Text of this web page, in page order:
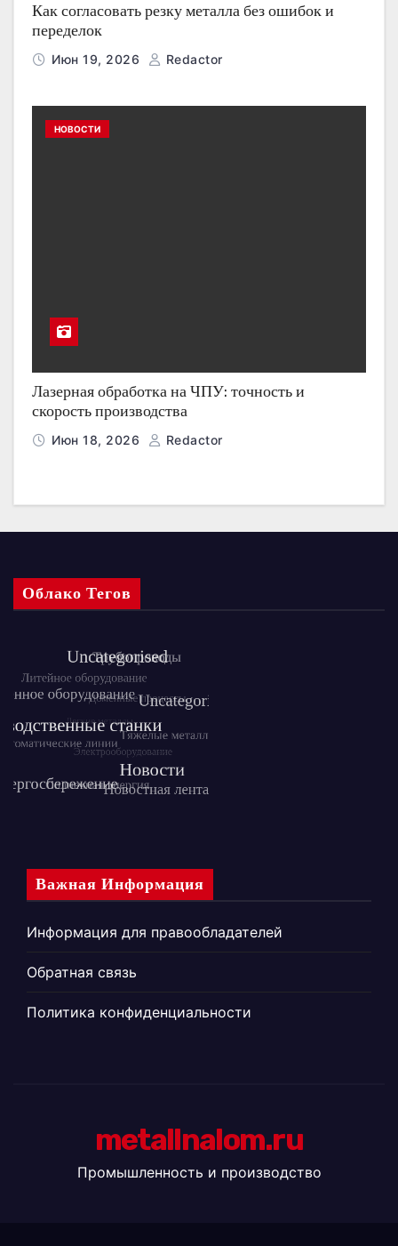
Как согласовать резку металла без ошибок и
переделок
Июн 19, 2026 Redactor
НОВОСТИ
Лазерная обработка на ЧПУ: точность и
скорость производства
Июн 18, 2026 Redactor
Облако Тегов
Важная Информация
Информация для правообладателей
Обратная связь
Политика конфиденциальности
metallnalom.ru
Промышленность и производство